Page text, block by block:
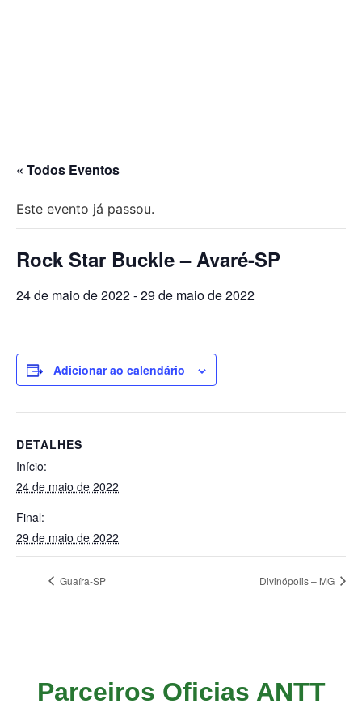
« Todos Eventos
Este evento já passou.
Rock Star Buckle – Avaré-SP
24 de maio de 2022-29 de maio de 2022
Adicionar ao calendário
DETALHES
Início:
24 de maio de 2022
Final:
29 de maio de 2022
Guaíra-SP Divinópolis – MG
Parceiros Oficias ANTT